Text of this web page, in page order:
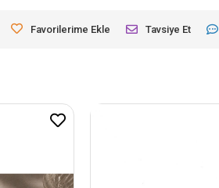
Favorilerime Ekle Tavsiye Et